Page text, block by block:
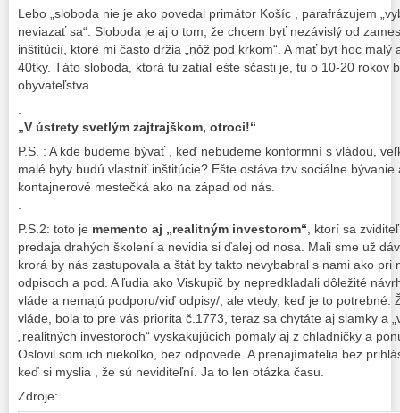
Lebo „sloboda nie je ako povedal primátor Košíc , parafrázujem
neviazať sa“. Sloboda je aj o tom, že chcem byť nezávislý od
inštitúcií, ktoré mi často držia „nôž pod krkom“. A mať byt hoc malý
40tky. Táto sloboda, ktorá tu zatiaľ eśte sčasti je, tu o 10-20 rokov
obyvateľstva.
„V ústrety svetlým zajtrajškom, otroci!“
P.S. : A kde budeme bývať , keď nebudeme konformní s vládou,
malé byty budú vlastniť inštitúcie? Ešte ostáva tzv sociálne
kontajnerové mestečká ako na západ od nás.
P.S.2: toto je memento aj „realitným investorom“, ktorí sa
predaja drahých školení a nevidia si ďalej od nosa. Mali sme už
krorá by nás zastupovala a štát by takto nevybabral s nami ako pri
odpisoch a pod. A ľudia ako Viskupič by nepredkladali dôležité
vláde a nemajú podporu/viď odpisy/, ale vtedy, keď je to potrebné.
vláde, bola to pre vás priorita č.1773, teraz sa chytáte aj slamky a
„realitných investoroch“ vyskakujúcich pomaly aj z chladničky a
Oslovil som ich niekoľko, bez odpovede. A prenajímatelia bez
keď si myslia , že sú neviditeľní. Ja to len otázka času.
Zdroje: